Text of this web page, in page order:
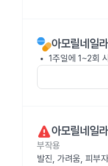
아모릴네일
1주일에 1~2회
아모릴네일
부작용
발진, 가려움, 피부